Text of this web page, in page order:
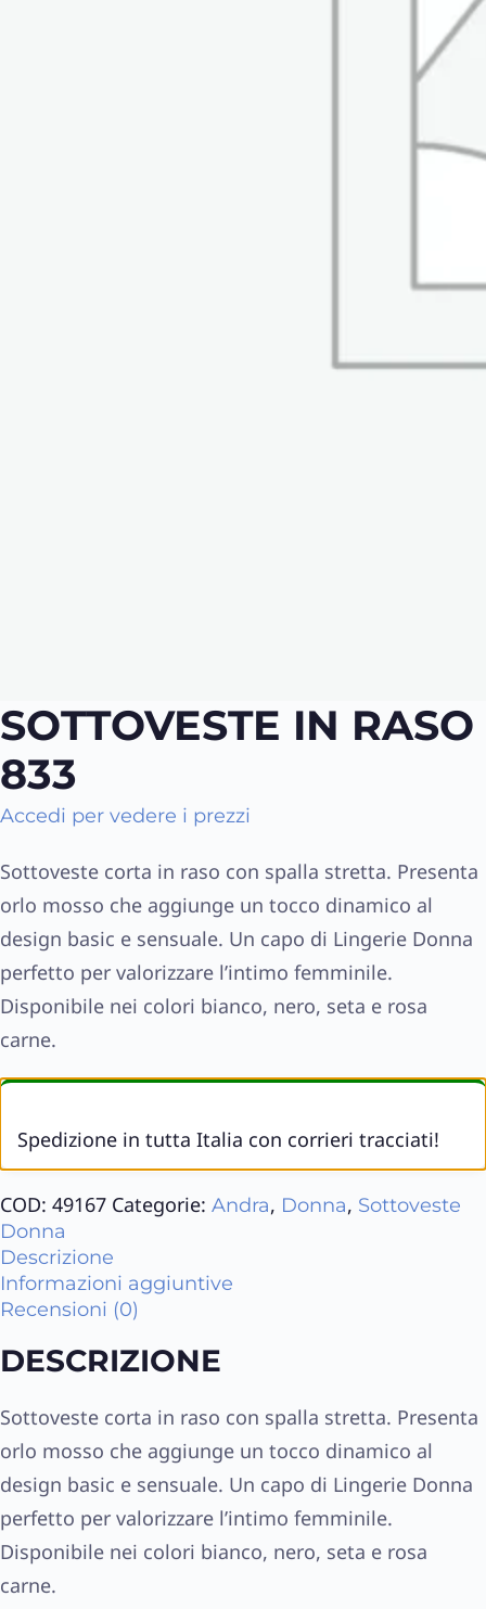
SOTTOVESTE IN RASO
833
Accedi per vedere i prezzi
Sottoveste corta in raso con spalla stretta. Presenta
orlo mosso che aggiunge un tocco dinamico al
design basic e sensuale. Un capo di Lingerie Donna
perfetto per valorizzare l’intimo femminile.
Disponibile nei colori bianco, nero, seta e rosa
carne.
Spedizione in tutta Italia con corrieri tracciati!
COD: 49167 Categorie: Andra, Donna, Sottoveste
Donna
Descrizione
Informazioni aggiuntive
Recensioni (0)
DESCRIZIONE
Sottoveste corta in raso con spalla stretta. Presenta
orlo mosso che aggiunge un tocco dinamico al
design basic e sensuale. Un capo di Lingerie Donna
perfetto per valorizzare l’intimo femminile.
Disponibile nei colori bianco, nero, seta e rosa
carne.